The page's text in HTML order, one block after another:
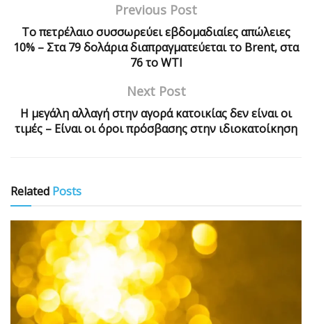
Previous Post
Το πετρέλαιο συσσωρεύει εβδομαδιαίες απώλειες
10% – Στα 79 δολάρια διαπραγματεύεται το Brent, στα
76 το WTI
Next Post
Η μεγάλη αλλαγή στην αγορά κατοικίας δεν είναι οι
τιμές – Είναι οι όροι πρόσβασης στην ιδιοκατοίκηση
Related Posts